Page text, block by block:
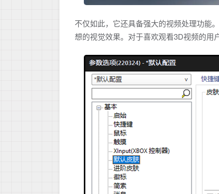
不仅如此，它还具备强大的视频处理功能
想的视觉效果。对于喜欢观看3D视频的用